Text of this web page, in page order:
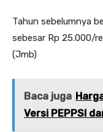
Tahun sebelumnya
sebesar Rp 25.000/
(Jmb)
Baca juga
Versi PEPPSI